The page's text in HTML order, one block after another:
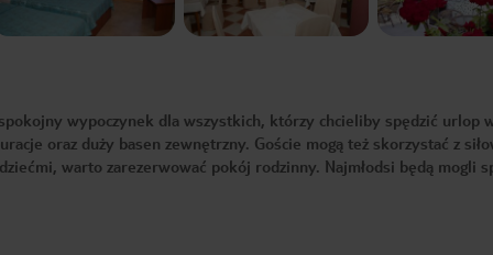
wypoczynek dla wszystkich, którzy chcieliby spędzić urlop
oraz duży basen zewnętrzny. Goście mogą też skorzystać z
warto zarezerwować pokój rodzinny. Najmłodsi będą mogli